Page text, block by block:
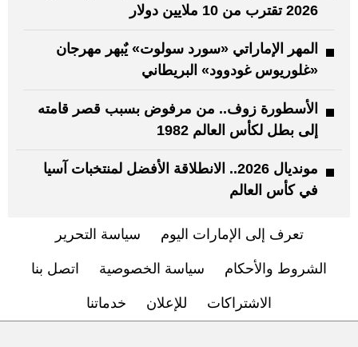
2026 تقترب من 10 ملايين دولار
المهر الإماراتي «سورد سولوت» يٌبهر مهرجان
«غلوريوس غودوود» البريطاني
الأسطورة زوف.. من مرفوض بسبب قصر قامته
إلى بطل لكأس العالم 1982
مونديال 2026.. الانطلاقة الأفضل لمنتخبات آسيا
في كأس العالم
تعرف إلى الإمارات اليوم سياسة التحرير
الشروط والأحكام سياسة الخصوصية اتصل بنا
الاشتراكات للإعلان خدماتنا